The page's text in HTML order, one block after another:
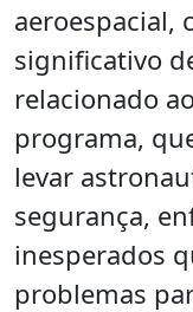
aeroespacial,
significativo
relacionado
programa,
levar
segurança,
inesperados
problemas